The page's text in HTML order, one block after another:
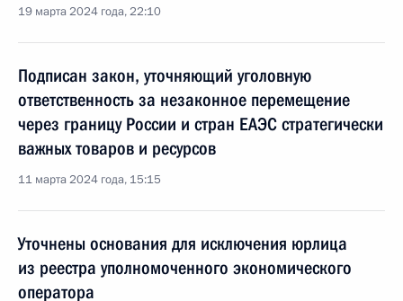
19 марта 2024 года, 22:10
Подписан закон, уточняющий уголовную
ответственность за незаконное перемещение
через границу России и стран ЕАЭС стратегически
важных товаров и ресурсов
11 марта 2024 года, 15:15
Уточнены основания для исключения юрлица
из реестра уполномоченного экономического
оператора